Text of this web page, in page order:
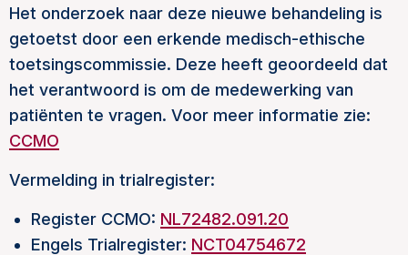
Het onderzoek naar deze nieuwe behandeling is
getoetst door een erkende medisch-ethische
toetsingscommissie. Deze heeft geoordeeld dat
het verantwoord is om de medewerking van
patiënten te vragen. Voor meer informatie zie:
CCMO
Vermelding in trialregister:
Register CCMO: NL72482.091.20
Engels Trialregister: NCT04754672